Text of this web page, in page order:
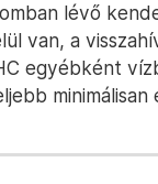
lévő
van, a
egyébként
minimálisan